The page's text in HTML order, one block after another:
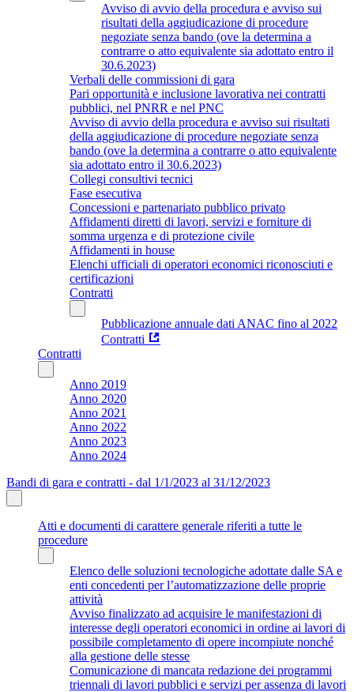
Avviso di avvio della procedura e avviso sui
risultati della aggiudicazione di procedure
negoziate senza bando (ove la determina a
contrarre o atto equivalente sia adottato entro il
30.6.2023)
Verbali delle commissioni di gara
Pari opportunità e inclusione lavorativa nei contratti
pubblici, nel PNRR e nel PNC
Avviso di avvio della procedura e avviso sui risultati
della aggiudicazione di procedure negoziate senza
bando (ove la determina a contrarre o atto equivalente
sia adottato entro il 30.6.2023)
Collegi consultivi tecnici
Fase esecutiva
Concessioni e partenariato pubblico privato
Affidamenti diretti di lavori, servizi e forniture di
somma urgenza e di protezione civile
Affidamenti in house
Elenchi ufficiali di operatori economici riconosciuti e
certificazioni
Contratti
Pubblicazione annuale dati ANAC fino al 2022
Contratti
Contratti
Anno 2019
Anno 2020
Anno 2021
Anno 2022
Anno 2023
Anno 2024
Bandi di gara e contratti - dal 1/1/2023 al 31/12/2023
Atti e documenti di carattere generale riferiti a tutte le
procedure
Elenco delle soluzioni tecnologiche adottate dalle SA e
enti concedenti per l’automatizzazione delle proprie
attività
Avviso finalizzato ad acquisire le manifestazioni di
interesse degli operatori economici in ordine ai lavori di
possibile completamento di opere incompiute nonché
alla gestione delle stesse
Comunicazione di mancata redazione dei programmi
triennali di lavori pubblici e servizi per assenza di lavori